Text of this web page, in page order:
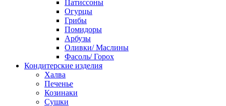
Патиссоны
Огурцы
Грибы
Помидоры
Арбузы
Оливки/ Маслины
Фасоль/ Горох
Кондитерские изделия
Халва
Печенье
Козинаки
Сушки